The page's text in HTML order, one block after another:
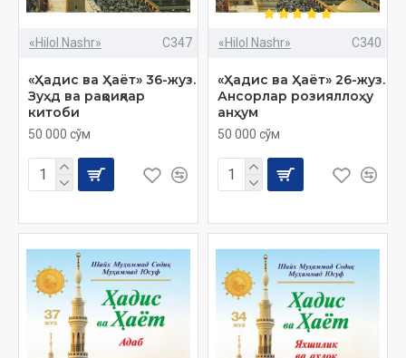
«Hilol Nashr» C347
«Ҳадис ва Ҳаёт» 36-жуз.
Зуҳд ва рақоиқлар
китоби
50 000 сўм
«Hilol Nashr» C340
«Ҳадис ва Ҳаёт» 26-жуз.
Ансорлар розияллоҳу
анҳум
50 000 сўм